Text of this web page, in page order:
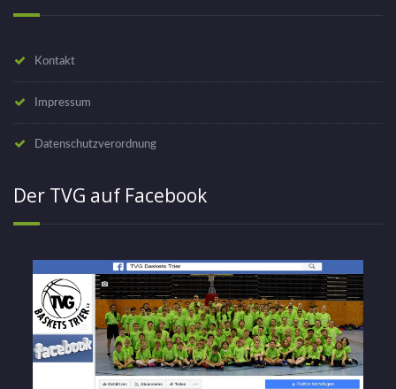
Kontakt
Impressum
Datenschutzverordnung
Der TVG auf Facebook